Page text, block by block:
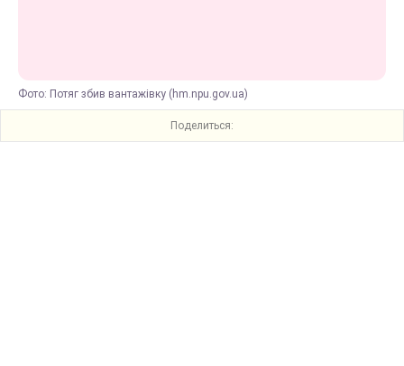
Фото: Потяг збив вантажівку (hm.npu.gov.ua)
Поделиться: